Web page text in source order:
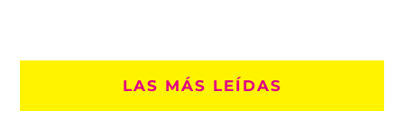
LAS MÁS LEÍDAS